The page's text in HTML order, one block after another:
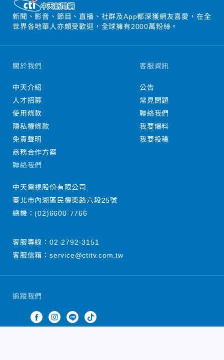
新聞、影音、節目、直播、社群及App都深獲網友喜愛，在全
世界各地華人亦頗受歡迎，全球擁有2000萬粉絲。
追蹤我們
關於我們
中天介紹
人才招募
使用條款
隱私權條款
免責聲明
商務合作方案
客服資訊
公告
常見問題
聯絡我們
我要爆料
我要投稿
聯絡我們
中天電視股份有限公司
臺北市內湖區民權東路六段25號
總機：(02)6600-7766
客服專線： 02-2792-3151
客服信箱： service@ctitv.com.tw